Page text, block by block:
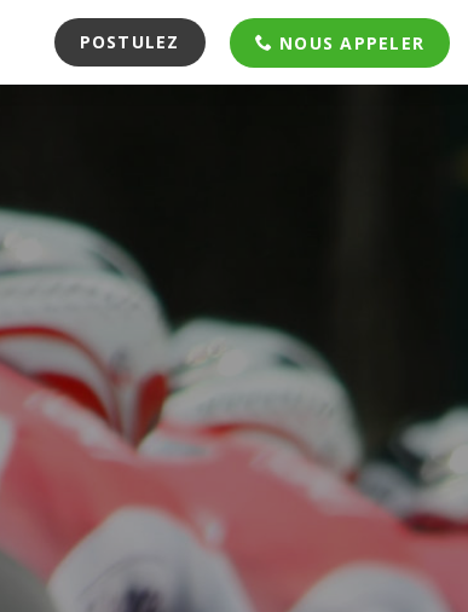
POSTULEZ NOUS APPELER